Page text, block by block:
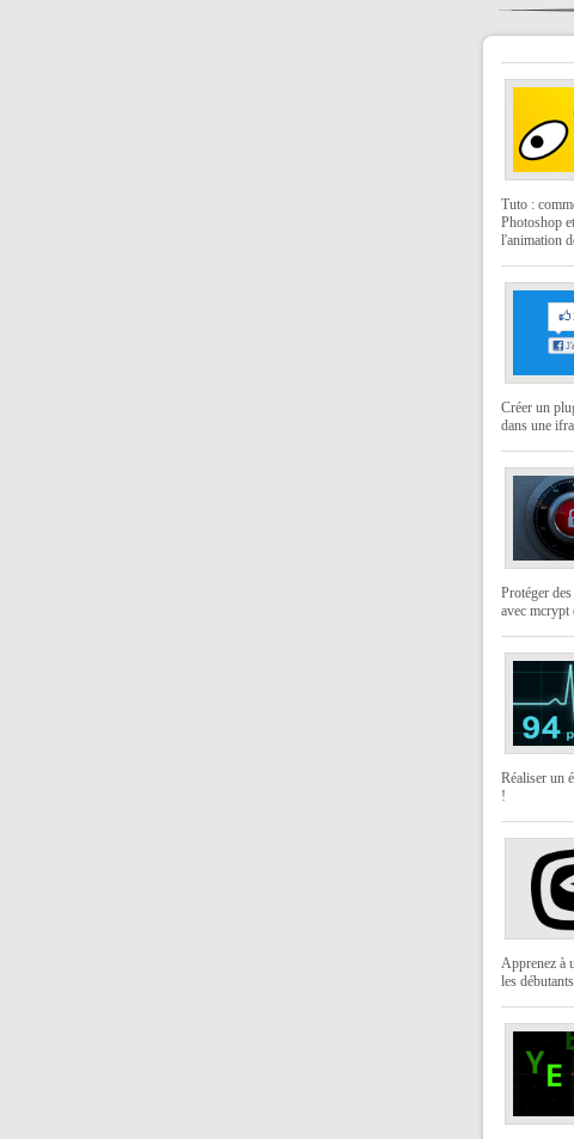
Tuto :
Photoshop
l'animation
Créer un
dans une
Protéger
avec mcrypt
Réaliser un
!
Apprenez à
les